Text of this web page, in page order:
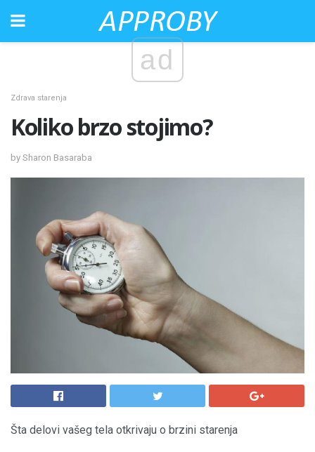
ad
Zdrava starenja
Koliko brzo stojimo?
by Sharon Basaraba
Šta delovi vašeg tela otkrivaju o brzini starenja